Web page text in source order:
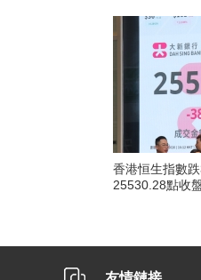
香港恒生指數
25530.28點收